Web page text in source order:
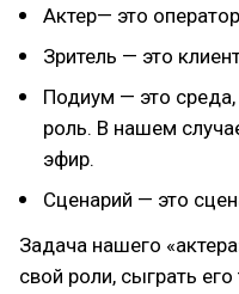
Актер— это
Зритель — это
Подиум — это среда,
роль. В нашем
эфир.
Сценарий — это
Задача нашего
свой роли, сыграть